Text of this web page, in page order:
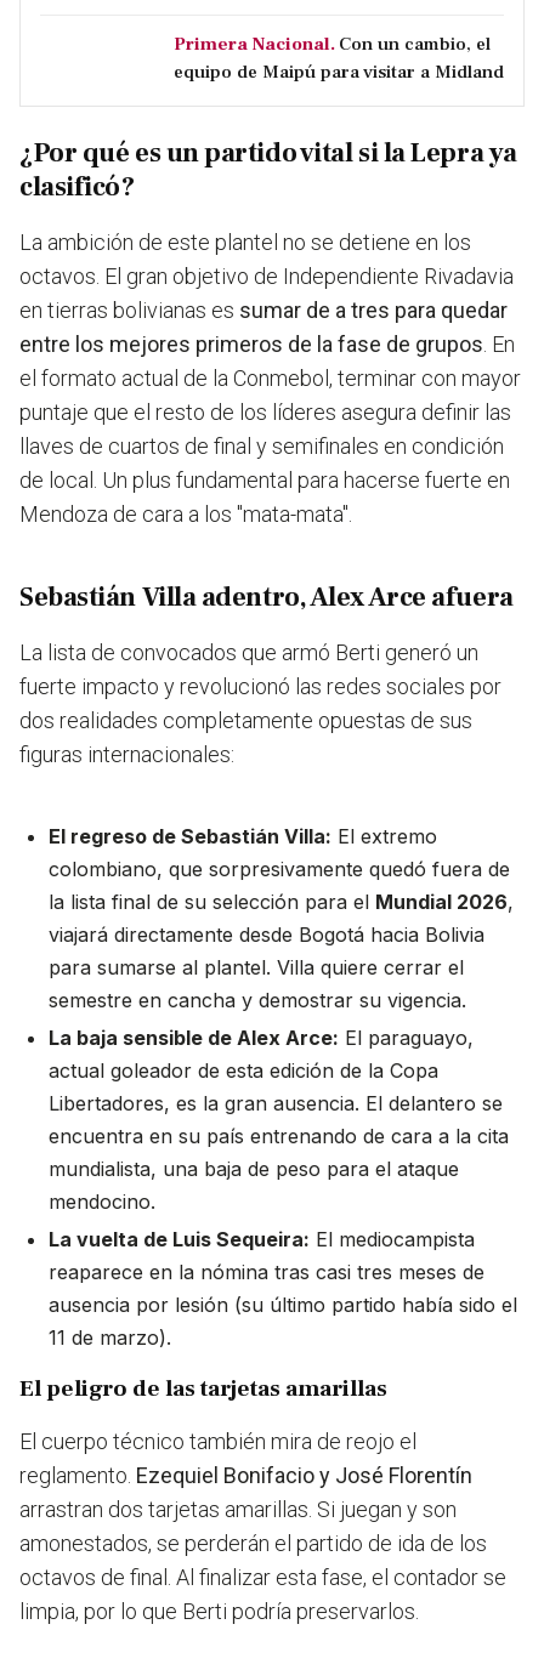
Primera Nacional. Con un cambio, el
equipo de Maipú para visitar a Midland
¿Por qué es un partido vital si la Lepra ya
clasificó?
La ambición de este plantel no se detiene en los
octavos. El gran objetivo de Independiente Rivadavia
en tierras bolivianas es sumar de a tres para quedar
entre los mejores primeros de la fase de grupos . En
el formato actual de la Conmebol, terminar con mayor
puntaje que el resto de los líderes asegura definir las
llaves de cuartos de final y semifinales en condición
de local. Un plus fundamental para hacerse fuerte en
Mendoza de cara a los "mata-mata".
Sebastián Villa adentro, Alex Arce afuera
La lista de convocados que armó Berti generó un
fuerte impacto y revolucionó las redes sociales por
dos realidades completamente opuestas de sus
figuras internacionales:
El regreso de Sebastián Villa: El extremo
colombiano, que sorpresivamente quedó fuera de
la lista final de su selección para el Mundial 2026,
viajará directamente desde Bogotá hacia Bolivia
para sumarse al plantel. Villa quiere cerrar el
semestre en cancha y demostrar su vigencia.
La baja sensible de Alex Arce: El paraguayo,
actual goleador de esta edición de la Copa
Libertadores, es la gran ausencia. El delantero se
encuentra en su país entrenando de cara a la cita
mundialista, una baja de peso para el ataque
mendocino.
La vuelta de Luis Sequeira: El mediocampista
reaparece en la nómina tras casi tres meses de
ausencia por lesión (su último partido había sido el
11 de marzo).
El peligro de las tarjetas amarillas
El cuerpo técnico también mira de reojo el
reglamento. Ezequiel Bonifacio y José Florentín
arrastran dos tarjetas amarillas. Si juegan y son
amonestados, se perderán el partido de ida de los
octavos de final. Al finalizar esta fase, el contador se
limpia, por lo que Berti podría preservarlos.